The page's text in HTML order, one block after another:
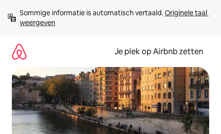
direct
naar
Sommige informatie is automatisch vertaald. Originele taal
weergeven
Je plek op Airbnb zetten